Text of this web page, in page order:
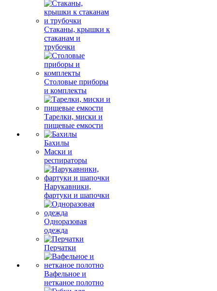
Стаканы, крышки к
стаканам и
трубочки
Столовые приборы
и комплекты
Тарелки, миски и
пищевые емкости
Бахилы
Маски и
респираторы
Нарукавники,
фартуки и шапочки
Одноразовая
одежда
Перчатки
Вафельное и
нетканое полотно